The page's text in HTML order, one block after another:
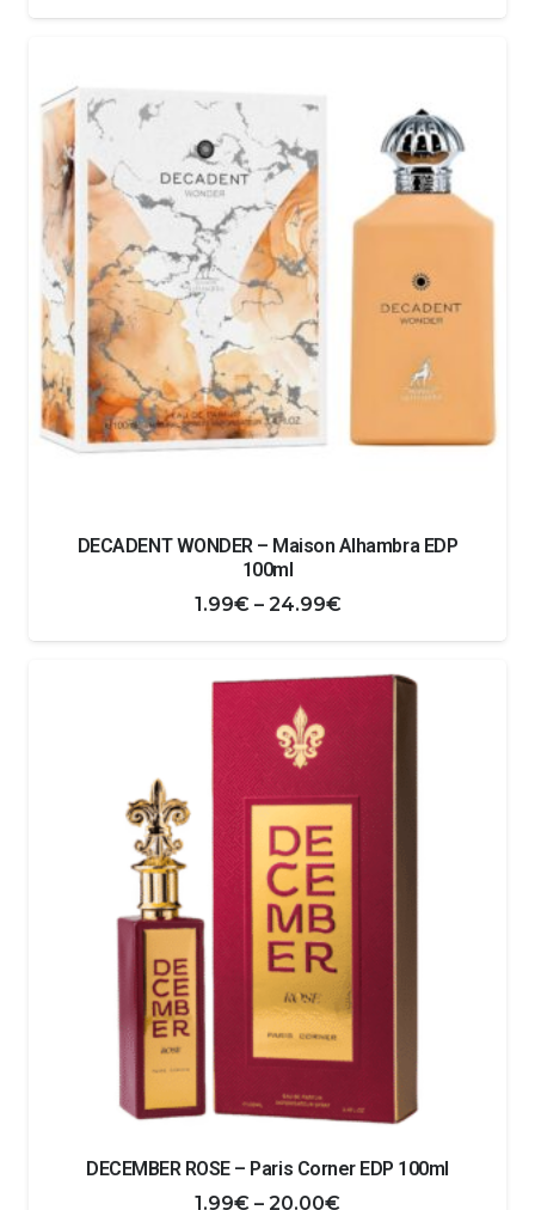
cen:
24.99€
DECADENT WONDER – Maison Alhambra EDP
100ml
1.99€ – 24.99€Zakres
cen:
od
DECEMBER ROSE – Paris Corner EDP 100ml
1.99€ – 20.00€